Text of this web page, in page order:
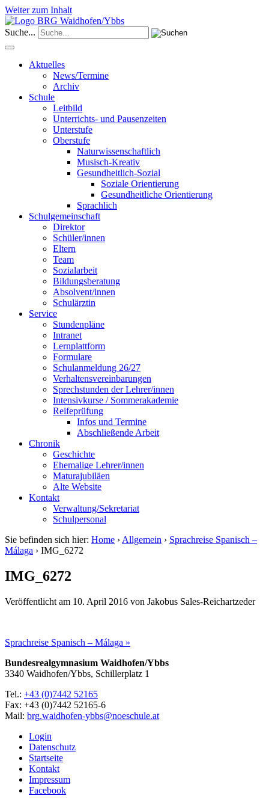
Weiter zum Inhalt
Suche...
Aktuelles
News/Termine
Archiv
Schule
Leitbild
Unterrichts- und Pausenzeiten
Unterstufe
Oberstufe
Naturwissenschaftlich
Musisch-Kreativ
Gesundheitlich-Sozial
Soziale Orientierung
Gesundheitliche Orientierung
Sprachlich
Schulgemeinschaft
Direktor
Schüler/innen
Eltern
Team
Sozialarbeit
Bildungsberatung
Absolvent/innen
Schulärztin
Service
Stundenpläne
Intranet
Lernplattform
Formulare
Schulanmeldung 26/27
Verhaltensvereinbarungen
Sprechstunden der Lehrer/innen
Intensivkurse / Sommerakademie
Reifeprüfung
Infos und Termine
Abschließende Arbeit
Chronik
Geschichte
Ehemalige Lehrer/innen
Maturajubiläen
Alte Website
Kontakt
Verwaltung/Sekretariat
Schulpersonal
Sie befinden sich hier: Home › Allgemein › Sprachreise Spanisch –
Málaga › IMG_6272
IMG_6272
Veröffentlicht am 10. April 2016 von Jakobus Sales-Reichartzeder
Sprachreise Spanisch – Málaga »
Bundesrealgymnasium Waidhofen/Ybbs
3340 Waidhofen/Ybbs, Schillerplatz 1
Tel.: +43 (0)7442 52165
Fax: +43 (0)7442 52165-6
Mail: brg.waidhofen-ybbs@noeschule.at
Login
Datenschutz
Startseite
Kontakt
Impressum
Facebook